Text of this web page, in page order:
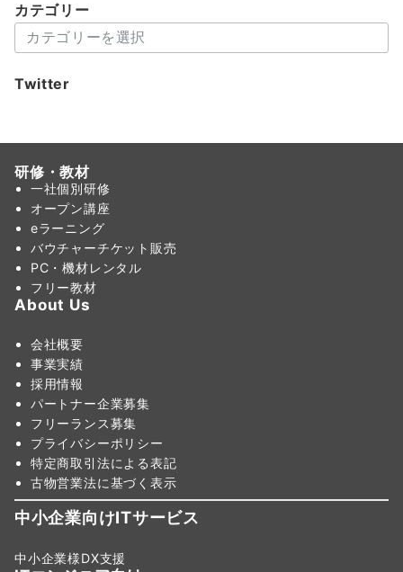
カテゴリー
テ
リ
Twitter
研修・教材
一社個別研修
オープン講座
eラーニング
バウチャーチケット販売
PC・機材レンタル
フリー教材
About Us
会社概要
事業実績
採用情報
パートナー企業募集
フリーランス募集
プライバシーポリシー
特定商取引法による表記
古物営業法に基づく表示
中小企業向けITサービス
中小企業様DX支援